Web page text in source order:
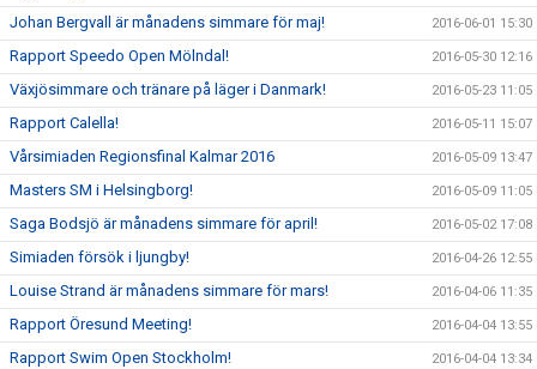
Johan Bergvall är månadens simmare för maj! 2016-06-01 15:30
Rapport Speedo Open Mölndal! 2016-05-30 12:16
Växjösimmare och tränare på läger i Danmark! 2016-05-23 11:05
Rapport Calella! 2016-05-11 15:07
Vårsimiaden Regionsfinal Kalmar 2016 2016-05-09 13:47
Masters SM i Helsingborg! 2016-05-09 11:05
Saga Bodsjö är månadens simmare för april! 2016-05-02 17:08
Simiaden försök i ljungby! 2016-04-26 12:55
Louise Strand är månadens simmare för mars! 2016-04-06 11:35
Rapport Öresund Meeting! 2016-04-04 13:55
Rapport Swim Open Stockholm! 2016-04-04 13:34